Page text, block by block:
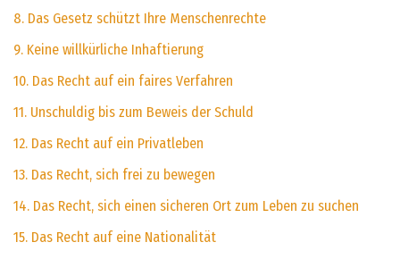
8. Das Gesetz schützt Ihre Menschenrechte
9. Keine willkürliche Inhaftierung
10. Das Recht auf ein faires Verfahren
11. Unschuldig bis zum Beweis der Schuld
12. Das Recht auf ein Privatleben
13. Das Recht, sich frei zu bewegen
14. Das Recht, sich einen sicheren Ort zum Leben zu suchen
15. Das Recht auf eine Nationalität